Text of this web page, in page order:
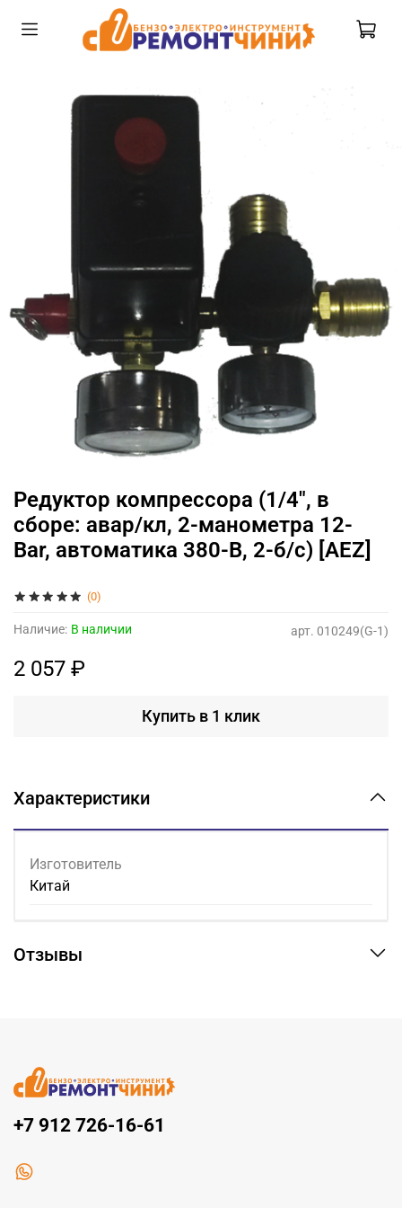
(0)
арт. 010249(G-1)
Наличие: В наличии
Редуктор компрессора (1/4", в
сборе: авар/кл, 2-манометра 12-
Bar, автоматика 380-В, 2-б/с) [AEZ]
2 057 ₽
Купить в 1 клик
Характеристики
Изготовитель
Китай
Отзывы
+7 912 726-16-61